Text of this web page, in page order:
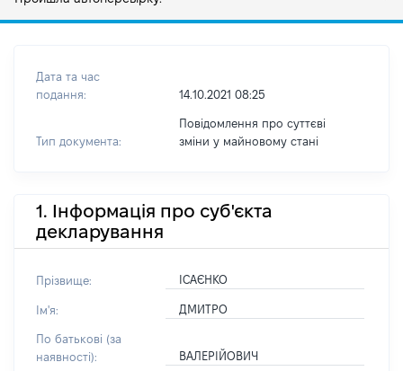
Дата та час
подання:
14.10.2021 08:25
Тип документа:
Повідомлення про суттєві
зміни y майновому стані
1. Інформація про суб'єкта
декларування
Прізвище: ІСАЄНКО
Ім'я: ДМИТРО
По батькові (за
наявності):
ВАЛЕРІЙОВИЧ